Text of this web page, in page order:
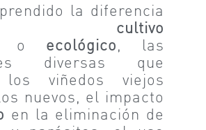
la diferencia
cultivo
o ecológico , las
diversas que
los viñedos viejos
nuevos, el impacto
en la eliminación de